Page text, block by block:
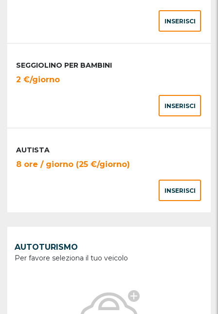
INSERISCI
SEGGIOLINO PER BAMBINI
2 €/giorno
INSERISCI
AUTISTA
8 ore / giorno (25 €/giorno)
INSERISCI
AUTOTURISMO
Per favore seleziona il tuo veicolo